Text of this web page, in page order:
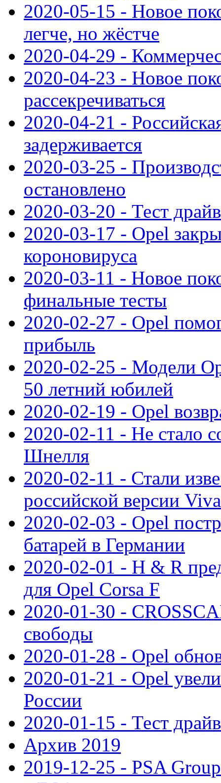
2020-05-15 - Новое
легче, но жёстче
2020-04-29 -
2020-04-23 - Новое
рассекречиваться
2020-04-21 -
задерживается
2020-03-25 -
остановлено
2020-03-20 - Тест
2020-03-17 - Opel
короновируса
2020-03-11 - Новое
финальные тесты
2020-02-27 - Opel
прибыль
2020-02-25 - Модели
50 летний юбилей
2020-02-19 - Opel
2020-02-11 - Не стало
Шнелля
2020-02-11 - Стали
российской версии
2020-02-03 - Opel
батарей в Германии
2020-02-01 - H & R
для Opel Corsa F
2020-01-30 -
свободы
2020-01-28 - Opel
2020-01-21 - Opel
России
2020-01-15 - Тест
Архив 2019
2019-12-25 - PSA